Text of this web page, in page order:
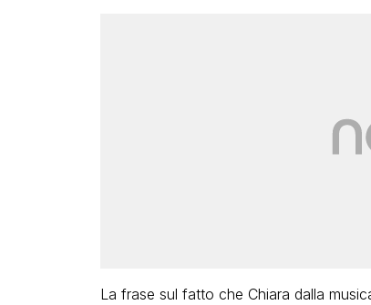
La frase sul fatto che Chiara dalla